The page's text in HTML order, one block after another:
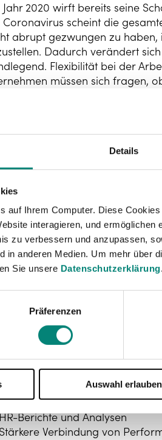
Details
auf Ihrem Computer. Diese
interagieren, und
zu verbessern und anzupassen,
in anderen Medien. Um mehr über
Sie unsere Datenschutzerklärung.
Präferenzen
Auswahl erlauben
Jahr 2020 wirft bereits seine
Coronavirus scheint die
abrupt gezwungen zu
Dadurch verändert
Flexibilität bei der
müssen sich fragen,
um einen reibungslosen
weiterewichtige Erkenntnis im
weist darauf hin, dass in
sowie die
Beispiel sind viele
und Freizeit
im vergangenen Jahr zeigte
der Arbeitnehmer nach der
sich einsam fühlen würden.
dieser Zahlen muss das
in der jetzigen Zeit, in
Interview erläutert Noor
in den nächsten Jahren
auf den
und Engagement der
Berichte und Analysen
Stärkere Verbindung von